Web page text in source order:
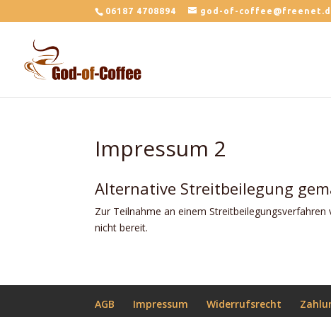
06187 4708894 god-of-
Impressum 2
Alternative Streitbeilegung
Zur Teilnahme an einem
nicht bereit.
AGB Impressum Widerrufsrecht